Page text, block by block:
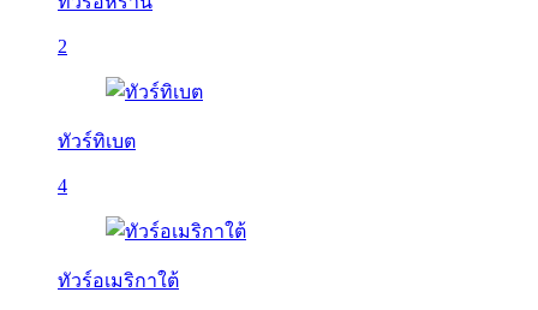
2
ทัวร์ทิเบต
4
ทัวร์อเมริกาใต้